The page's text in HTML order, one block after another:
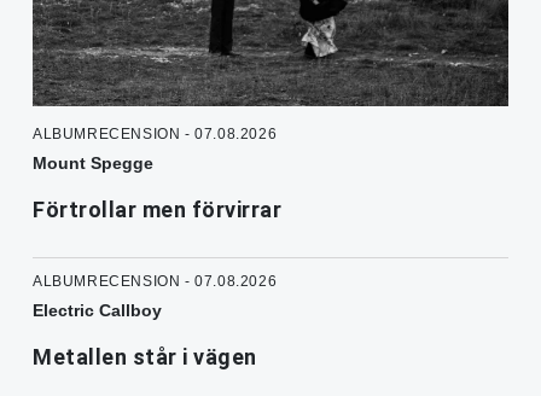
ALBUMRECENSION - 07.08.2026
Mount Spegge
Förtrollar men förvirrar
ALBUMRECENSION - 07.08.2026
Electric Callboy
Metallen står i vägen